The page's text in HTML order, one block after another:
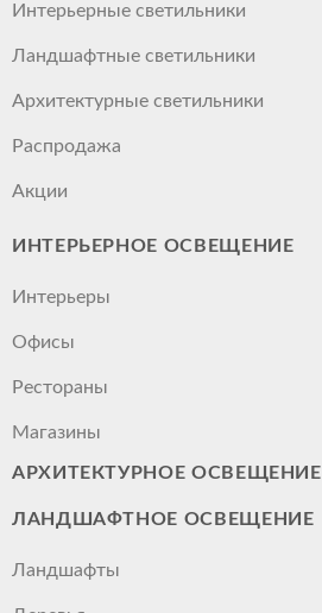
Интерьерные светильники
Ландшафтные светильники
Архитектурные светильники
Распродажа
Акции
ИНТЕРЬЕРНОЕ ОСВЕЩЕНИЕ
Интерьеры
Офисы
Рестораны
Магазины
АРХИТЕКТУРНОЕ ОСВЕЩЕНИЕ
ЛАНДШАФТНОЕ ОСВЕЩЕНИЕ
Ландшафты